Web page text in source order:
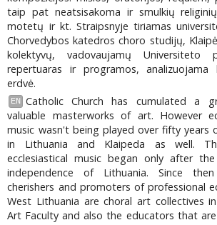
taip pat neatsisakoma ir smulkių
motetų ir kt. Straipsnyje tiriamas
Chorvedybos katedros choro studijų,
kolektyvų, vadovaujamų Universiteto
repertuaras ir programos, analizuojama
erdvė.
EN
Catholic Church has cumulated a
valuable masterworks of art. However
music wasn't being played over fifty years
in Lithuania and Klaipeda as well.
ecclesiastical music began only after
independence of Lithuania. Since
cherishers and promoters of professional
West Lithuania are choral art collectives
Art Faculty and also the educators that